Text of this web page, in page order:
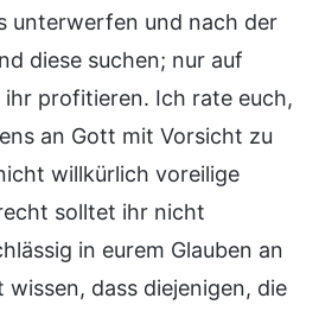
unterwerfen und nach der
diese suchen; nur auf
ihr profitieren. Ich rate euch,
an Gott mit Vorsicht zu
willkürlich voreilige
solltet ihr nicht
in eurem Glauben an
dass diejenigen, die